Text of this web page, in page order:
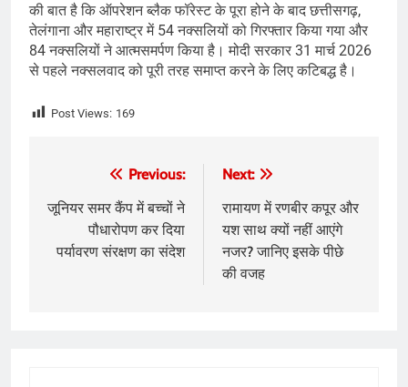
की बात है कि ऑपरेशन ब्लैक फॉरेस्ट के पूरा होने के बाद छत्तीसगढ़,
तेलंगाना और महाराष्ट्र में 54 नक्सलियों को गिरफ्तार किया गया और
84 नक्सलियों ने आत्मसमर्पण किया है। मोदी सरकार 31 मार्च 2026
से पहले नक्सलवाद को पूरी तरह समाप्त करने के लिए कटिबद्ध है।
Post Views: 169
navigation
Previous:
जूनियर समर कैंप में बच्चों ने
पौधारोपण कर दिया
पर्यावरण संरक्षण का संदेश
Next:
रामायण में रणबीर कपूर और
यश साथ क्यों नहीं आएंगे
नजर? जानिए इसके पीछे
की वजह